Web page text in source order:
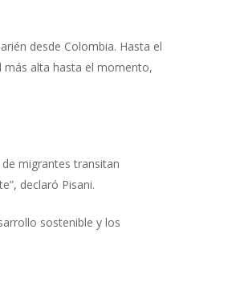
desde Colombia. Hasta el
más alta hasta el momento,
migrantes transitan
declaró Pisani.
sostenible y los